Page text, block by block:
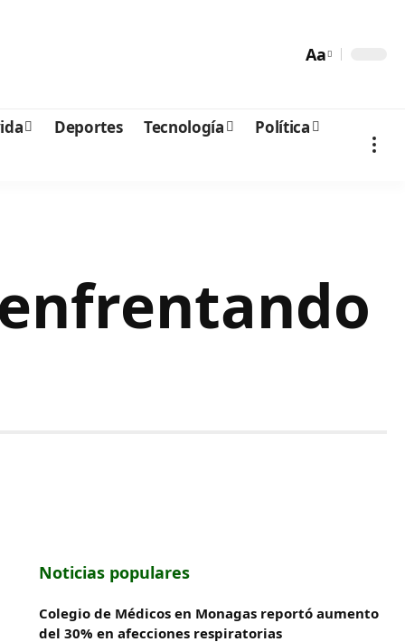
Aa
Deportes Tecnología
Política
Noticias populares
Colegio de Médicos en Monagas reportó aumento
del 30% en afecciones respiratorias